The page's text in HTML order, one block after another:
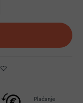
Plaćanje